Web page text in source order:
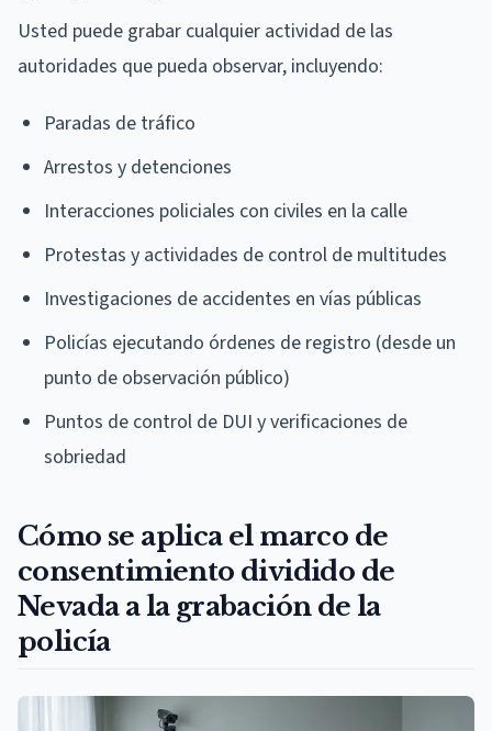
Usted puede grabar cualquier actividad de las
autoridades que pueda observar, incluyendo:
Paradas de tráfico
Arrestos y detenciones
Interacciones policiales con civiles en la calle
Protestas y actividades de control de multitudes
Investigaciones de accidentes en vías públicas
Policías ejecutando órdenes de registro (desde un
punto de observación público)
Puntos de control de DUI y verificaciones de
sobriedad
Cómo se aplica el marco de
consentimiento dividido de
Nevada a la grabación de la
policía